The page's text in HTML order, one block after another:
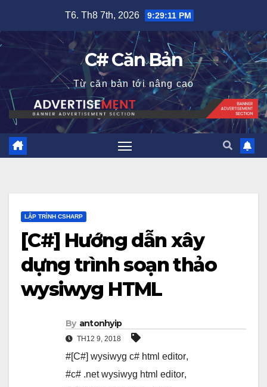
content
T6. Th8 7th, 2026 9:29:12 PM
C# Căn Bản
Từ căn bản tới nâng cao
LẬP TRÌNH CSHARP
[C#] Hướng dẫn xây
dựng trình soạn thảo
wysiwyg HTML
By antonhyip
TH12 9, 2018
#[C#] wysiwyg c# html editor,
#c# .net wysiwyg html editor,